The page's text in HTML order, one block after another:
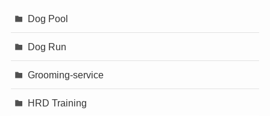
Dog Pool
Dog Run
Grooming-service
HRD Training